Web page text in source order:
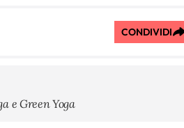
CONDIVIDI
e Green Yoga